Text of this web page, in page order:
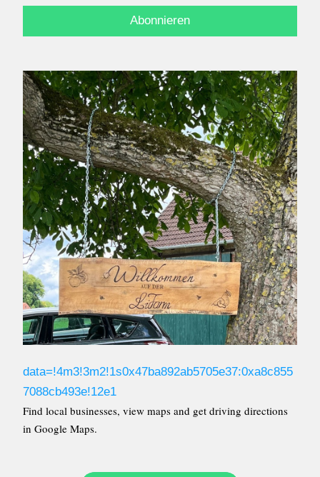
Abonnieren
data=!4m3!3m2!1s0x47ba892ab5705e37:0xa8c855
7088cb493e!12e1
Find local businesses, view maps and get driving directions
in Google Maps.